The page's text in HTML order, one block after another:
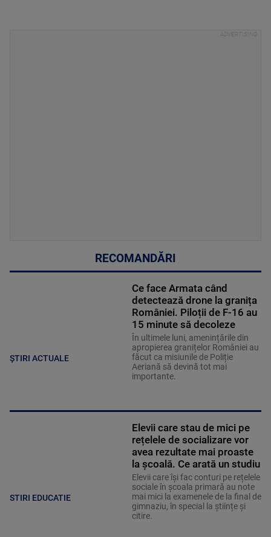
RECOMANDĂRI
ȘTIRI ACTUALE
Ce face Armata când
detectează drone la granița
României. Piloții de F-16 au
15 minute să decoleze
În ultimele luni, amenințările din
apropierea granițelor României au
făcut ca misiunile de Poliție
Aeriană să devină tot mai
importante.
STIRI EDUCATIE
Elevii care stau de mici pe
rețelele de socializare vor
avea rezultate mai proaste
la școală. Ce arată un studiu
Elevii care îşi fac conturi pe rețelele
sociale în școala primară au note
mai mici la examenele de la final de
gimnaziu, în special la științe și
citire.